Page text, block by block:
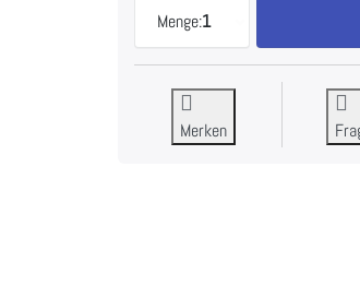
Menge:1
Idea-Ology
Merken